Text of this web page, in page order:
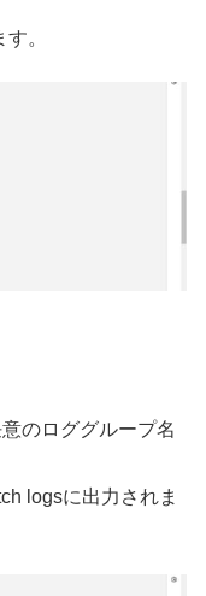
。
のロググループ名
logsに出力されま